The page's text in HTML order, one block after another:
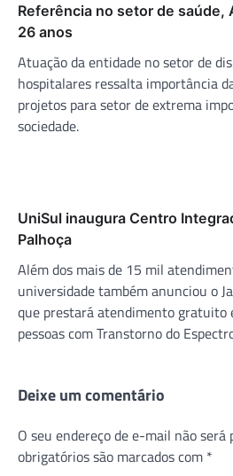
Referência no setor de saúde,
26 anos
Atuação da entidade no setor de
hospitalares ressalta importância
projetos para setor de extrema
sociedade.
UniSul inaugura Centro
Palhoça
Além dos mais de 15 mil
universidade também anunciou o
que prestará atendimento gratuito
pessoas com Transtorno do
Deixe um comentário
O seu endereço de e-mail não será
obrigatórios são marcados com *